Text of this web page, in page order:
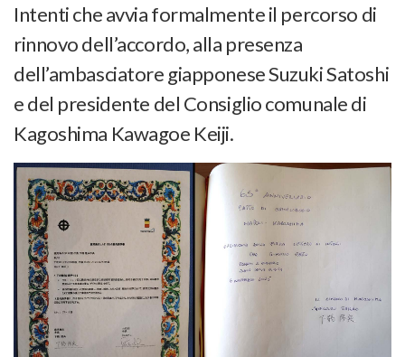
Intenti che avvia formalmente il percorso di
rinnovo dell’accordo, alla presenza
dell’ambasciatore giapponese Suzuki Satoshi
e del presidente del Consiglio comunale di
Kagoshima Kawagoe Keiji.